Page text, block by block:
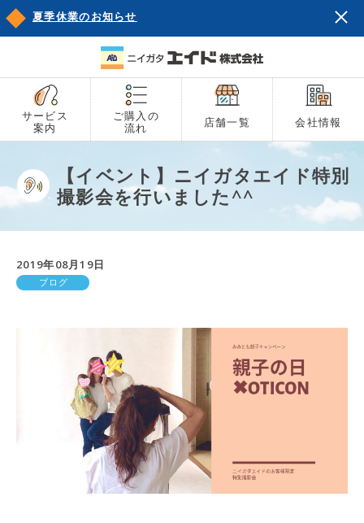
夏季休業のお知らせ
サービス
案内
ご購入の
流れ
店舗一覧 会社情報
【イベント】ニイガタエイド特別
撮影会を行いました^^
2019年08月19日
ブログ